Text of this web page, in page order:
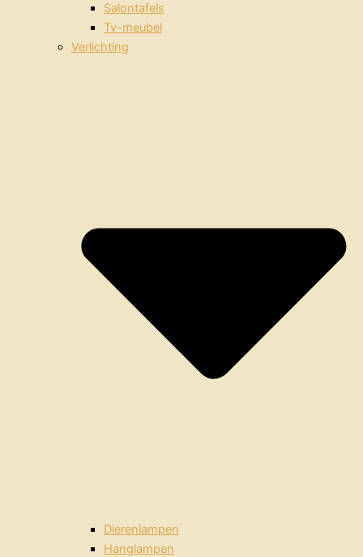
Salontafels
Tv-meubel
Verlichting
Dierenlampen
Hanglampen